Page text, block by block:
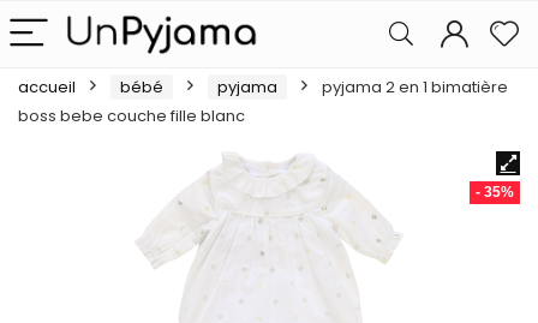
accueil bébé pyjama
pyjama 2 en 1 bimatière
boss bebe couche fille blanc
- 35%